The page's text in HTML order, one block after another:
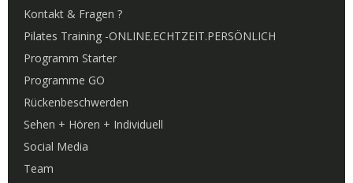
Kontakt & Fragen ?
Pilates Training -ONLINE.ECHTZEIT.PERSÖNLICH
Programm Starter
Programme GO
Rückenbeschwerden
Sehen + Hören + Individuell
Social Media
Team